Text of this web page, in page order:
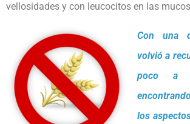
vellosidades y con leucocitos en las
Con una
volvió a
poco a
los